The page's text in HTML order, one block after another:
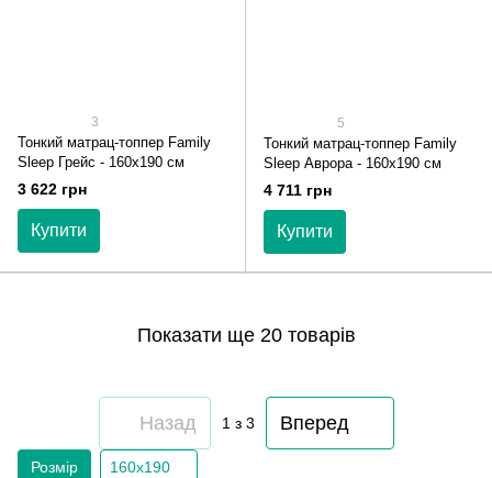
3
Тонкий матрац-топпер Family
Sleep Грейс - 160х190 см
3 622 грн
Купити
5
Тонкий матрац-топпер Family
Sleep Аврора - 160х190 см
4 711 грн
Купити
Показати ще 20 товарів
Назад 1з 3 Вперед
Розмір 160х190